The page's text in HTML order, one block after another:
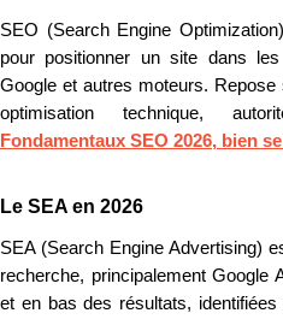
SEO (Search Engine
pour positionner un site dans
Google et autres moteurs.
optimisation technique,
Fondamentaux SEO 2026, bien
Le SEA en 2026
SEA (Search Engine Advertising)
recherche, principalement Google
et en bas des résultats,